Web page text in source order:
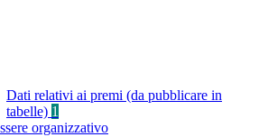
Dati relativi ai premi (da pubblicare in
tabelle) 1
organizzativo